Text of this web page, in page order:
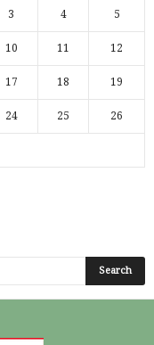
3 4 5
10 11 12
17 18 19
24 25 26